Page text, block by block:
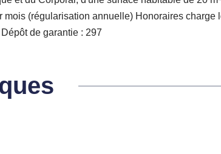
mois (régularisation annuelle) Honoraires
de garantie : 297 